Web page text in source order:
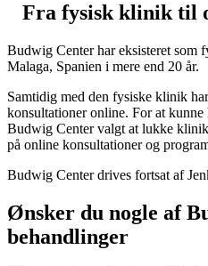
Fra fysisk klinik til
Budwig Center har eksisteret som
Malaga, Spanien i mere end 20 år.
Samtidig med den fysiske klinik
konsultationer online. For at
Budwig Center valgt at lukke
på online konsultationer og
Budwig Center drives fortsat af
Ønsker du nogle af
behandlinger